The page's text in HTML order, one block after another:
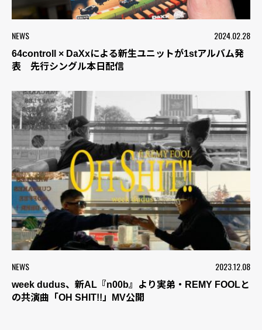
NEWS 2024.02.28
64controll × DaXxによる新生ユニットが1stアルバム発
表 先行シングル本日配信
NEWS 2023.12.08
week dudus、新AL『n00b』より実弟・REMY FOOLと
の共演曲「OH SHIT!!」MV公開